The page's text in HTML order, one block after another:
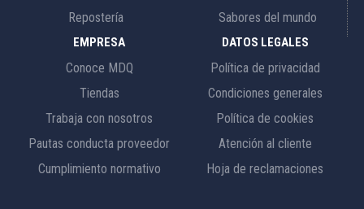
Repostería
Sabores del mundo
EMPRESA
Conoce MDQ
Tiendas
Trabaja con nosotros
Pautas conducta proveedor
Cumplimiento normativo
DATOS LEGALES
Política de privacidad
Condiciones generales
Política de cookies
Atención al cliente
Hoja de reclamaciones